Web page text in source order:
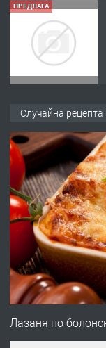
ПРЕДЛАГА
ПРЕДЛАГА
ПРЕДЛАГА
Случайна рецепта
Лазаня по